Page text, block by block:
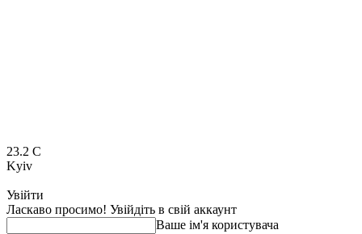
23.2 C
Kyiv
Увійти
Ласкаво просимо! Увійдіть в свій аккаунт
Ваше ім'я користувача